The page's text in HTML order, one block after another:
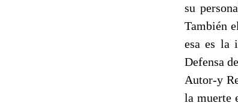
su
También
esa es la
Defensa
Autor-y
la muerte